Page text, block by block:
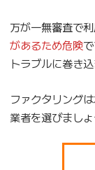
万が一無審査で
があるため危険
トラブルに巻き
ファクタリング
業者を選びましょ